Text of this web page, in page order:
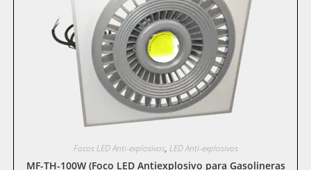
Focos LED Anti-explosivos, LED Anti-explosivos
MF-TH-100W (Foco LED Antiexplosivo para Gasolineras